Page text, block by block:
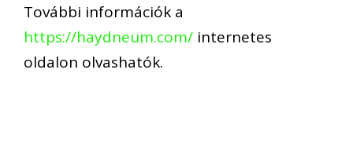
További információk a
https://haydneum.com/ internetes
oldalon olvashatók.